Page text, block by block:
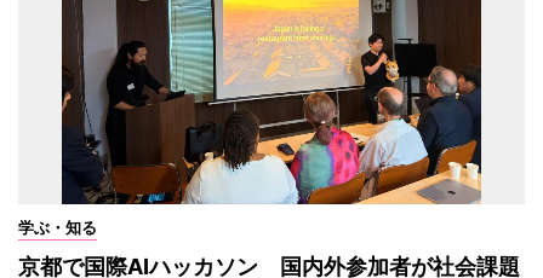
学ぶ・知る
京都で国際AIハッカソン 国内外参加者が社会課題